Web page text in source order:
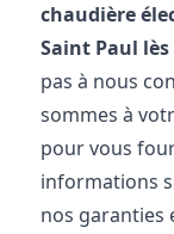
chaudière
Saint Paul lès
pas à nous
sommes à
pour vous
informations
nos garanties